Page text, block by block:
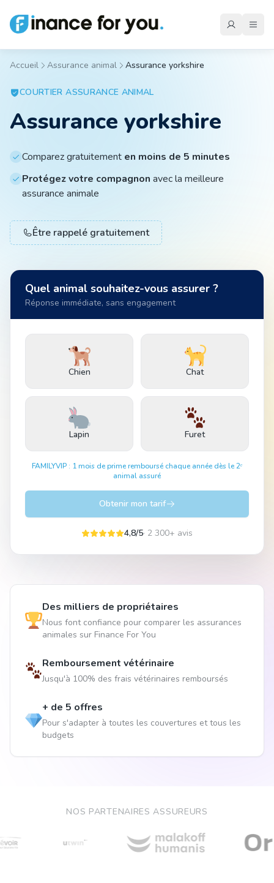
Emprunteur
Auto
Moto
04 51 55 49 38
Accueil Assurance animal Assurance yorkshire
COURTIERASSURANCE ANIMAL
Assurance yorkshire
Comparez gratuitement en moins de 5 minutes
Protégez votre compagnon avec la meilleure
assurance animale
Être rappelé gratuitement
Quel animal souhaitez-vous assurer ?
Réponse immédiate, sans engagement
Chien Chat
Lapin Furet
FAMILYVIP : 1 mois de prime remboursé chaque année dès le 2ᵉ
animal assuré
Obtenir mon tarif
4,8/5· 2 300+ avis
Des milliers de propriétaires
Nous font confiance pour comparer les assurances
animales sur Finance For You
Remboursement vétérinaire
Jusqu'à 100% des frais vétérinaires remboursés
+ de 5 offres
Pour s'adapter à toutes les couvertures et tous les
budgets
NOS PARTENAIRES ASSUREURS